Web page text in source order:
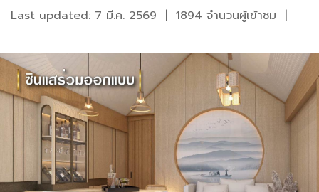
Last updated: 7 มี.ค. 2569 | 1894 จำนวนผู้เข้าชม |